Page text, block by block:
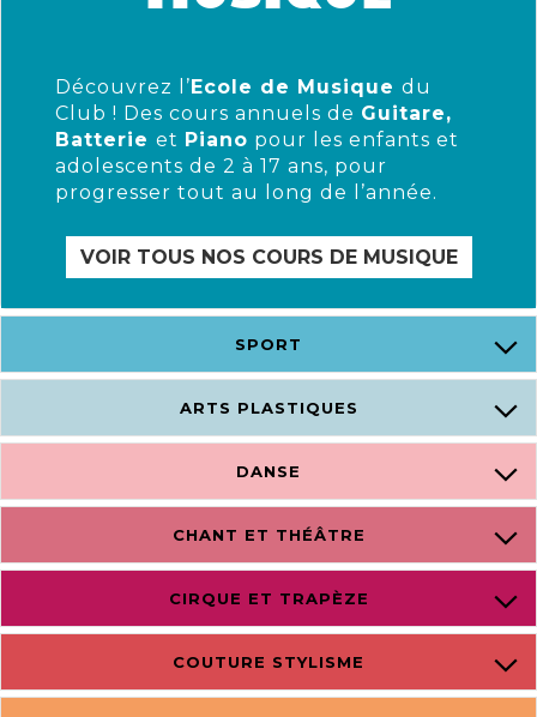
Découvrez l’Ecole de Musique du
Club ! Des cours annuels de Guitare,
Batterie et Piano pour les enfants et
adolescents de 2 à 17 ans, pour
progresser tout au long de l’année.
VOIR TOUS NOS COURS DE MUSIQUE
SPORT
ARTS PLASTIQUES
DANSE
CHANT ET THÉÂTRE
CIRQUE ET TRAPÈZE
COUTURE STYLISME